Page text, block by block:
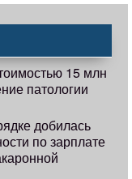
15 млн
патологии
добилась
по зарплате